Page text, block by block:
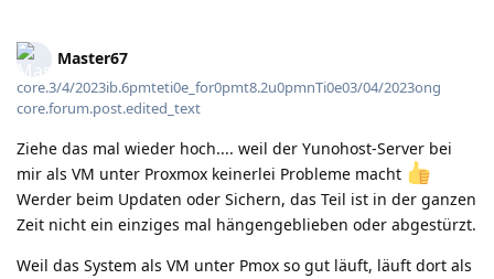
Master67
core.3/4/2023ib.6pmteti0e_for0pmt8.2u0pmnTi0e03/04/2023ong
core.forum.post.edited_text
Ziehe das mal wieder hoch.... weil der Yunohost-Server bei
mir als VM unter Proxmox keinerlei Probleme macht
Werder beim Updaten oder Sichern, das Teil ist in der ganzen
Zeit nicht ein einziges mal hängengeblieben oder abgestürzt.
Weil das System als VM unter Pmox so gut läuft, läuft dort als